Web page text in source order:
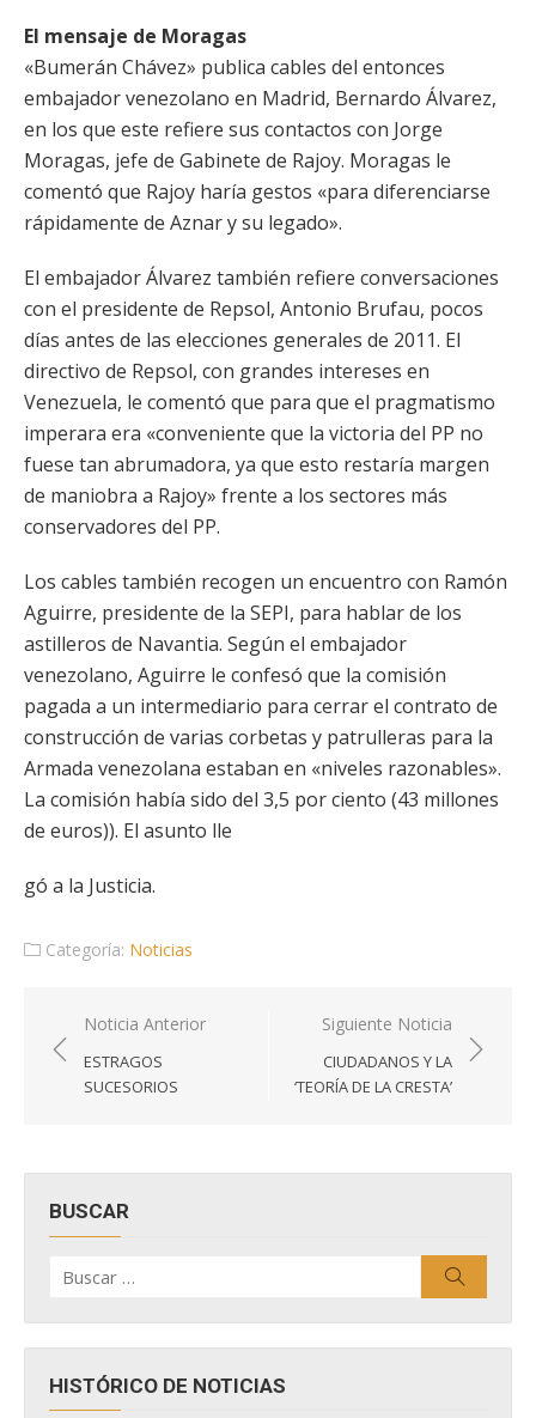
El mensaje de Moragas
«Bumerán Chávez» publica cables del entonces
embajador venezolano en Madrid, Bernardo Álvarez,
en los que este refiere sus contactos con Jorge
Moragas, jefe de Gabinete de Rajoy. Moragas le
comentó que Rajoy haría gestos «para diferenciarse
rápidamente de Aznar y su legado».
El embajador Álvarez también refiere conversaciones
con el presidente de Repsol, Antonio Brufau, pocos
días antes de las elecciones generales de 2011. El
directivo de Repsol, con grandes intereses en
Venezuela, le comentó que para que el pragmatismo
imperara era «conveniente que la victoria del PP no
fuese tan abrumadora, ya que esto restaría margen
de maniobra a Rajoy» frente a los sectores más
conservadores del PP.
Los cables también recogen un encuentro con Ramón
Aguirre, presidente de la SEPI, para hablar de los
astilleros de Navantia. Según el embajador
venezolano, Aguirre le confesó que la comisión
pagada a un intermediario para cerrar el contrato de
construcción de varias corbetas y patrulleras para la
Armada venezolana estaban en «niveles razonables».
La comisión había sido del 3,5 por ciento (43 millones
de euros)). El asunto lle
gó a la Justicia.
Categoría: Noticias
Navegación
de
entradas
Noticia Anterior
ESTRAGOS
SUCESORIOS
Siguiente Noticia
CIUDADANOS Y LA
‘TEORÍA DE LA CRESTA’
BUSCAR
por:
HISTÓRICO DE NOTICIAS